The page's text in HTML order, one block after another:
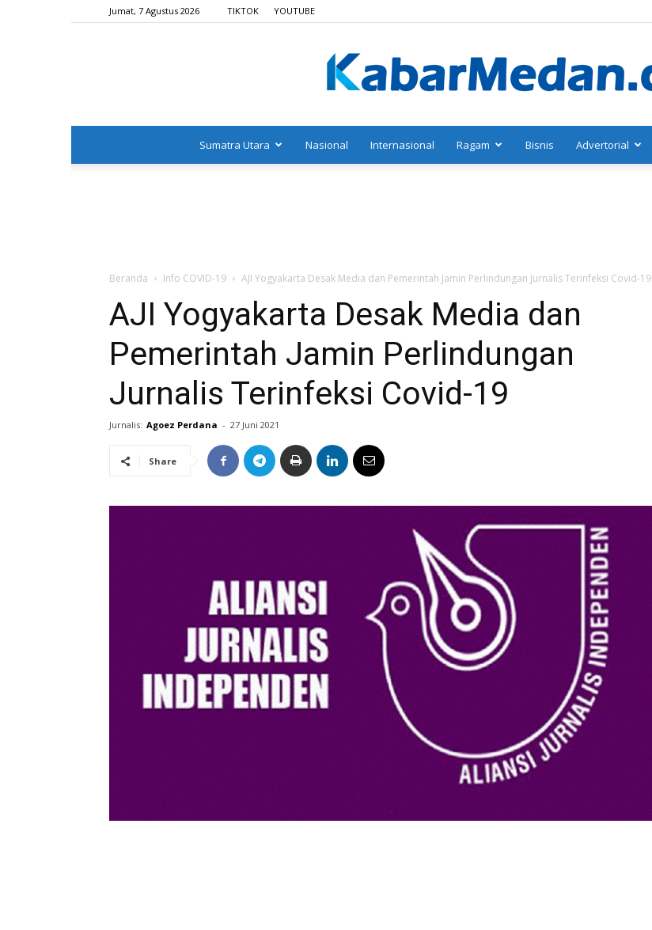
Jumat, 7 Agustus 2026 TIKTOK YOUTUBE
Sumatra Utara Nasional Internasional Ragam Bisnis Advertorial
Beranda Info COVID-19 AJI Yogyakarta Desak Media dan Pemerintah Jamin Perlindungan Jurnalis Terinfeksi Covid-19
AJI Yogyakarta Desak Media dan
Pemerintah Jamin Perlindungan
Jurnalis Terinfeksi Covid-19
Jurnalis: Agoez Perdana - 27 Juni 2021
Share